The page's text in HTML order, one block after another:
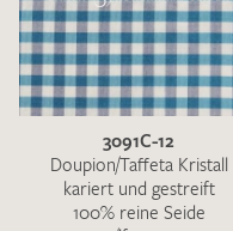
3091C-12
Doupion/Taffeta Kristall
kariert und gestreift
100% reine Seide